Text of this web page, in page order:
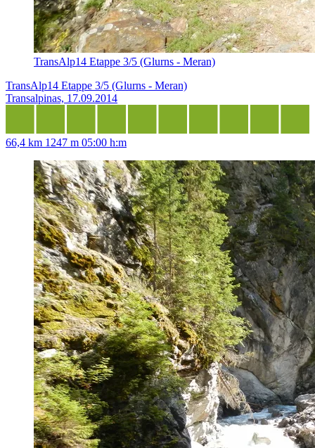
TransAlp14 Etappe 3/5 (Glurns - Meran)
TransAlp14 Etappe 3/5 (Glurns - Meran)
Transalpinas, 17.09.2014
66,4 km 1247 m 05:00 h:m